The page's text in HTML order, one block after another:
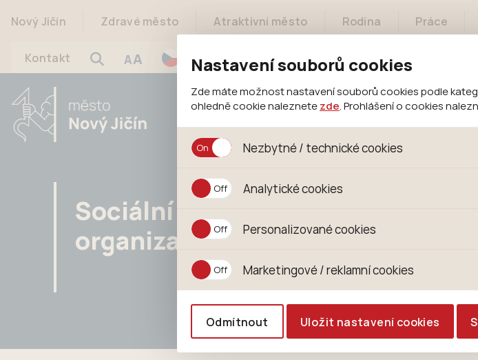
Nastavení souborů cookies
Zde máte možnost nastavení souborů cookies podle
ohledně cookie naleznete zde. Prohlášení o cookies
Nezbytné / technické cookies
Jedná se o technické soubory, které jsou nezbytné ke
jejich funkcí. Používají se mimo jiné k ukládání produktů v
Analytické cookies
Analytické cookies shromažďujeme skriptem
anonymizuje. Po anonymizaci se již nejedná o osobní
Personalizované cookies
Personalizované cookies jsou využívány k přizpůsobení
zajišťuje lepší nákupní zkušenosti. Díky nim můžeme
pomůže vyhnout se nevhodným doporučením produktů
Marketingové / reklamní cookies
Odmítnout
Uložit nastavení cookies
Nový Jičín Zdravé město Atraktivní město Rodina Práce
Kontakt AA
Sociální
organizace